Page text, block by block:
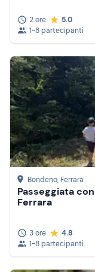
2 ore
5.0
1-8 partecipanti
Bondeno, Ferrara
Passeggiata
Ferrara
3 ore
4.8
1-8 partecipanti